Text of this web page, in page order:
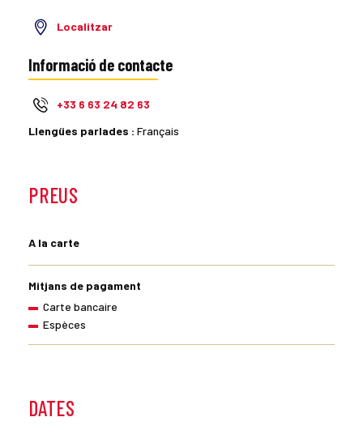
Localitzar
Informació de contacte
+33 6 63 24 82 63
Llengües parlades : Français
PREUS
A la carte
Mitjans de pagament
Carte bancaire
Espèces
DATES